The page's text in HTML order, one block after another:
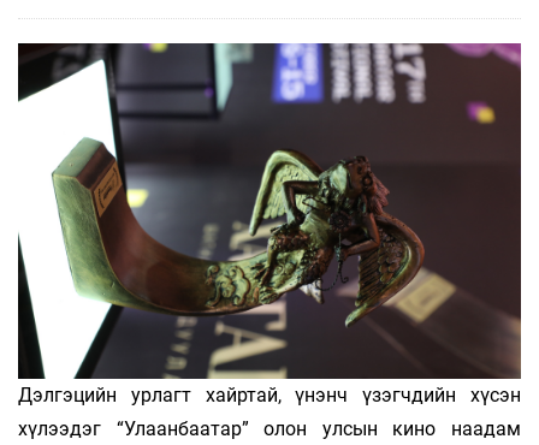
Дэлгэцийн урлагт хайртай, үнэнч үзэгчдийн хүсэн
хүлээдэг “Улаанбаатар” олон улсын кино наадам